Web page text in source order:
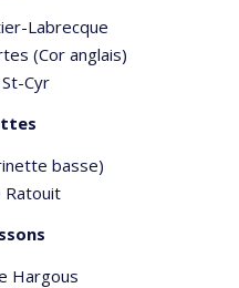
Labrecque
(Cor anglais)
Cyr
basse)
Ratouit
Hargous